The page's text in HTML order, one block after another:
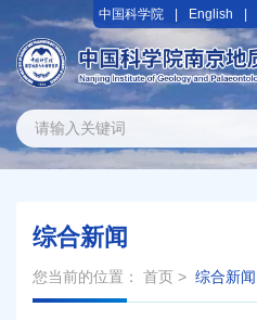
中国科学院 English
综合新闻
您当前的位置： 首页 > 综合新闻